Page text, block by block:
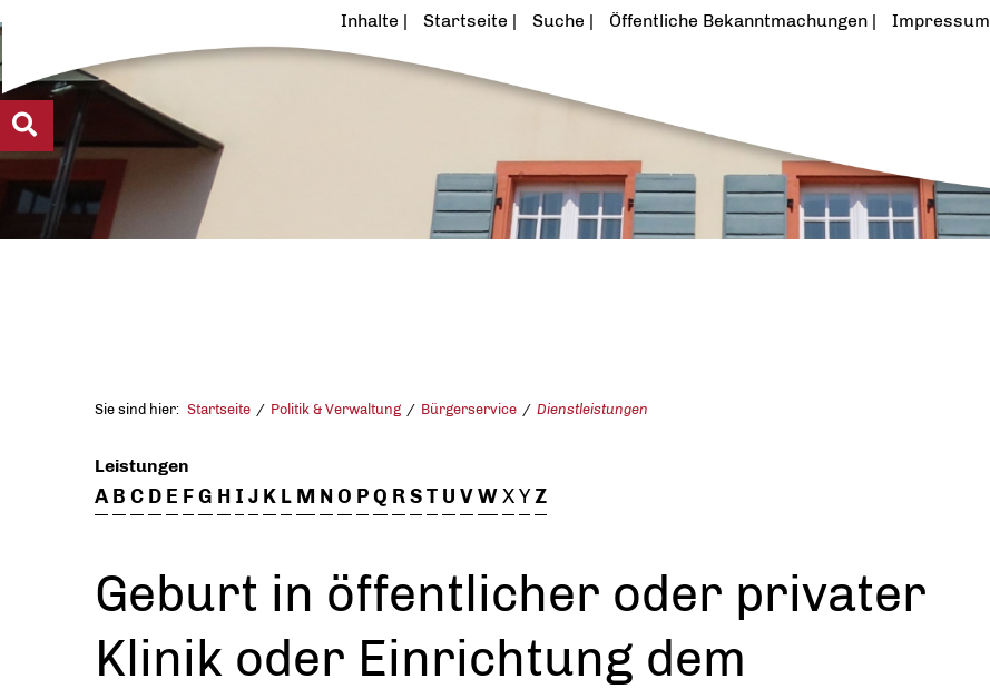
Inhalte Startseite Suche Öffentliche Bekanntmachungen Impressum
Sie sind hier: Startseite Politik & Verwaltung Bürgerservice Dienstleistungen
Leistungen
A B C D E FG H I J K L M NO PQ RST U VWXYZ
Geburt in öffentlicher oder privater
Klinik oder Einrichtung dem